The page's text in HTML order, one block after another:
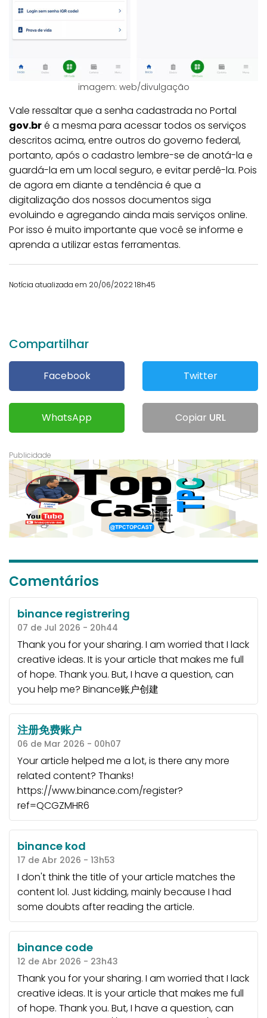
imagem: web/divulgação
Vale ressaltar que a senha cadastrada no Portal
gov.bré a mesma para acessar todos os serviços
descritos acima, entre outros do governo federal,
portanto, após o cadastro lembre-se de anotá-la e
guardá-la em um local seguro, e evitar perdê-la. Pois
de agora em diante a tendência é que a
digitalização dos nossos documentos siga
evoluindo e agregando ainda mais serviços online.
Por isso é muito importante que você se informe e
aprenda a utilizar estas ferramentas.
Notícia atualizada em 20/06/2022 18h45
Compartilhar
Facebook Twitter
WhatsApp Copiar URL
Comentários
binance registrering
07 de Jul 2026 - 20h44
Thank you for your sharing. I am worried that I lack
creative ideas. It is your article that makes me full
of hope. Thank you. But, I have a question, can
you help me? Binance账户创建
注册免费账户
06 de Mar 2026 - 00h07
Your article helped me a lot, is there any more
related content? Thanks!
https://www.binance.com/register?
ref=QCGZMHR6
binance kod
17 de Abr 2026 - 13h53
I don't think the title of your article matches the
content lol. Just kidding, mainly because I had
some doubts after reading the article.
binance code
12 de Abr 2026 - 23h43
Thank you for your sharing. I am worried that I lack
creative ideas. It is your article that makes me full
of hope. Thank you. But, I have a question, can